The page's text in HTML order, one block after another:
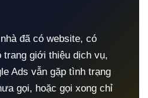
đã có website, có
trang giới thiệu dịch vụ,
Ads vẫn gặp tình trạng
gọi, hoặc gọi xong chỉ